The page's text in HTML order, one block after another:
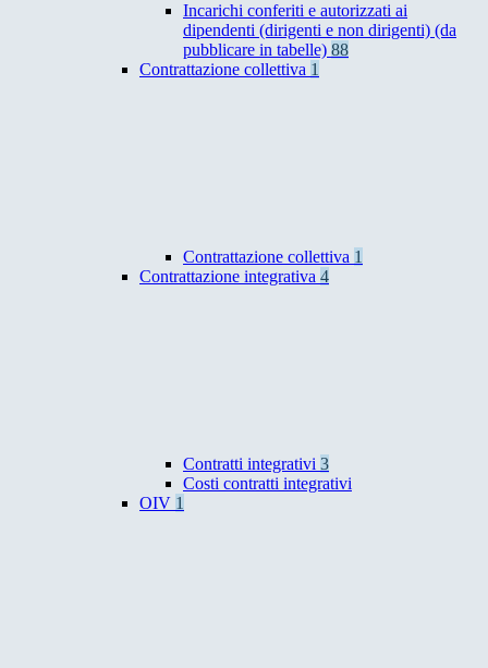
Incarichi conferiti e autorizzati ai
dipendenti (dirigenti e non dirigenti) (da
pubblicare in tabelle) 88
Contrattazione collettiva 1
Contrattazione collettiva 1
Contrattazione integrativa 4
Contratti integrativi 3
Costi contratti integrativi
OIV 1